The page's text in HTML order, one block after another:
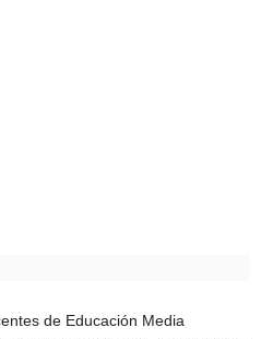
de Educación Media